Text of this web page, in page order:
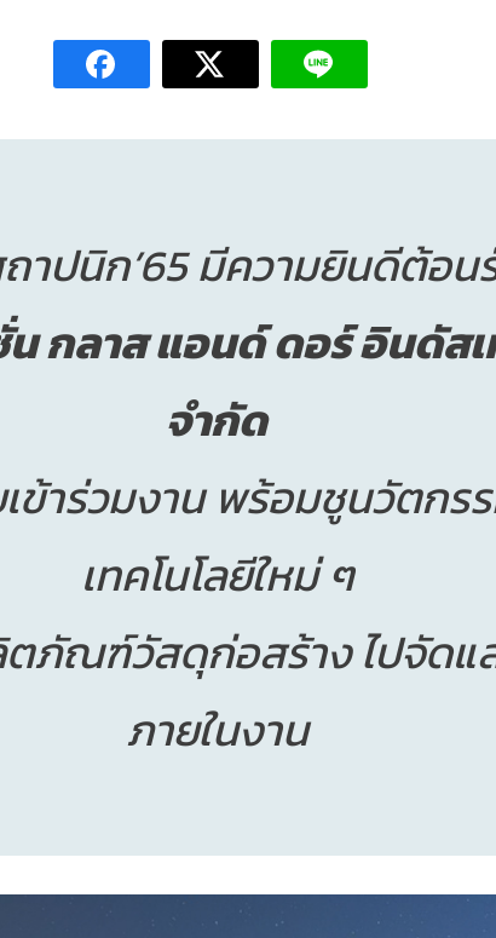
าปนิก’65 มีความยินดีต้อน
กลาส แอนด์ ดอร์ อินดัส
จำกัด
ข้าร่วมงาน พร้อมชูนวัตกร
เทคโนโลยีใหม่ ๆ
ภัณฑ์วัสดุก่อสร้าง ไปจัดแ
ภายในงาน